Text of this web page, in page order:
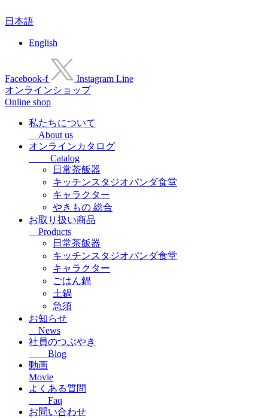
ン
ス
キ
日本語
English
Facebook-f Instagram Line
オンラインショップ
Online shop
私たちについて
About us
オンラインカタログ
Catalog
日常茶飯器
キッチンスタジオパンダ食堂
キャラクター
やきもの 総合
お取り扱い商品
Products
日常茶飯器
キッチンスタジオパンダ食堂
キャラクター
ごはん鍋
土鍋
急須
お知らせ
News
社員のつぶやき
Blog
動画
Movie
よくある質問
Faq
お問い合わせ